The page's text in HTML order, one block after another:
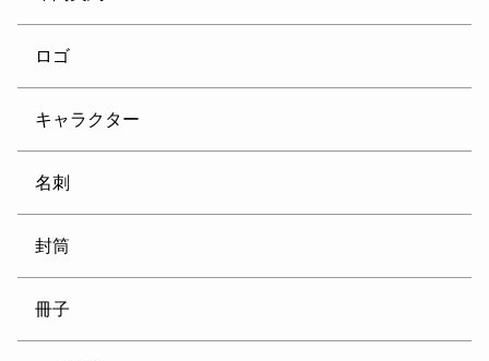
ロゴ
キャラクター
名刺
封筒
冊子